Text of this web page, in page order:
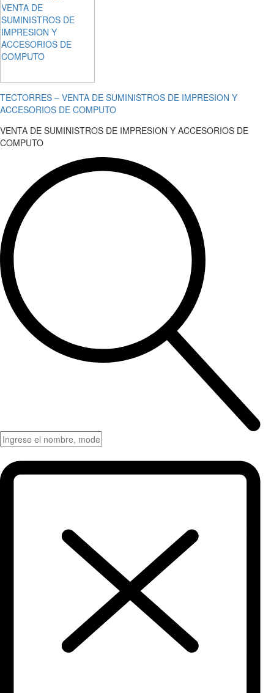
TECTORRES – VENTA DE SUMINISTROS DE IMPRESION Y
ACCESORIOS DE COMPUTO
VENTA DE SUMINISTROS DE IMPRESION Y ACCESORIOS DE
COMPUTO